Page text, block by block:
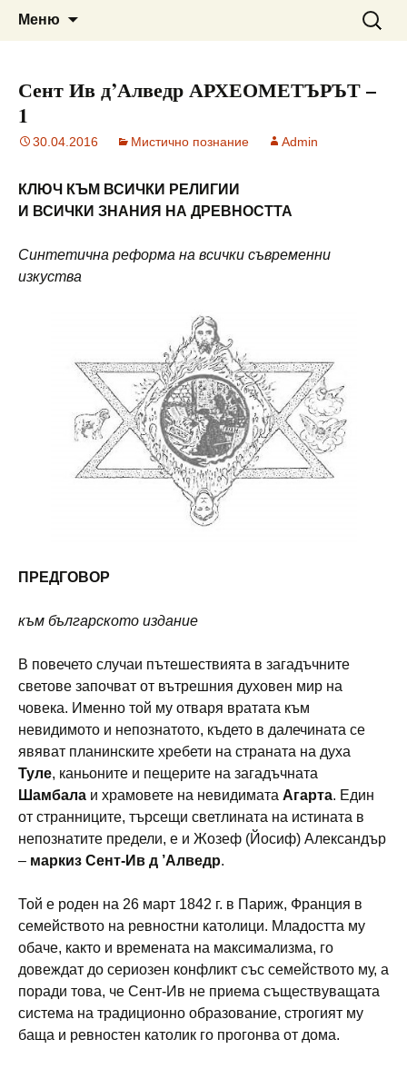
ВЕДРА РАНИНА
Сайт за наука, литература и
мистично познание
Меню
за:
Сент Ив д’Алведр АРХЕОМЕТЪРЪТ –
1
30.04.2016 Мистично познание Admin
КЛЮЧ КЪМ ВСИЧКИ РЕЛИГИИ
И ВСИЧКИ ЗНАНИЯ НА ДРЕВНОСТТА
Синтетична реформа на всички съвременни
изкуства
ПРЕДГОВОР
към българското издание
В повечето случаи пътешествията в загадъчните
светове започват от вътрешния духовен мир на
човека. Именно той му отваря вратата към
невидимото и непознатото, където в далечината се
явяват планинските хребети на страната на духа
Туле, каньоните и пещерите на загадъчната
Шамбала и храмовете на невидимата Агарта. Един
от странниците, търсещи светлината на истината в
непознатите предели, е и Жозеф (Йосиф) Александър
– маркиз Сент-Ив д ’Алведр.
Той е роден на 26 март 1842 г. в Париж, Франция в
семейството на ревностни католици. Младостта му
обаче, както и времената на максимализма, го
довеждат до сериозен конфликт със семейството му, а
поради това, че Сент-Ив не приема съществуващата
система на традиционно образование, строгият му
баща и ревностен католик го прогонва от дома.